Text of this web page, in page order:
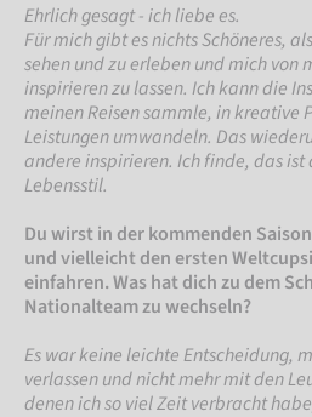
Ehrlich gesagt - ich liebe es.
Für mich gibt es nichts Schöneres,
sehen und zu erleben und mich von
inspirieren zu lassen. Ich kann die
meinen Reisen sammle, in kreative
Leistungen umwandeln. Das
andere inspirieren. Ich finde, das ist
Lebensstil.
Du wirst in der kommenden
und vielleicht den ersten
einfahren. Was hat dich zu dem
Nationalteam zu wechseln?
Es war keine leichte Entscheidung,
verlassen und nicht mehr mit den
denen ich so viel Zeit verbracht